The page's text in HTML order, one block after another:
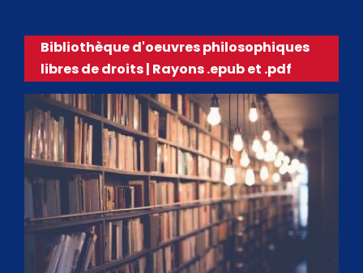
Bibliothèque d'oeuvres philosophiques
libres de droits | Rayons .epub et .pdf